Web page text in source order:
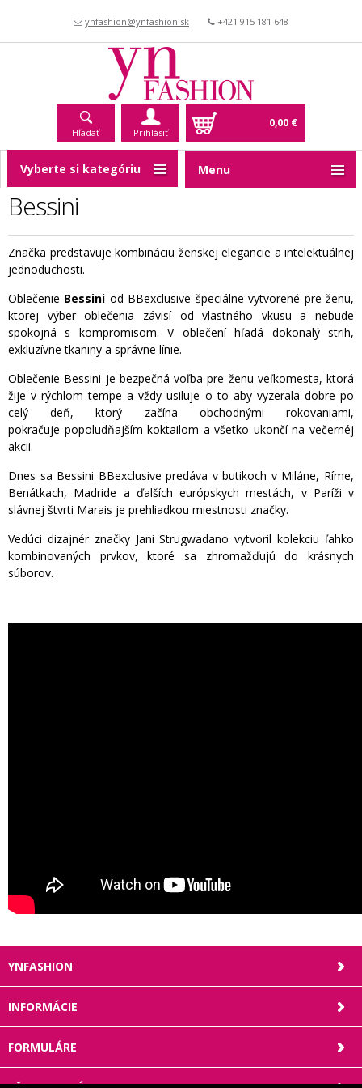
ynfashion@ynfashion.sk +421 915 181 648
Hľadať Prihlásiť
0,00 €
Bessini
Značka predstavuje kombináciu ženskej elegancie a intelektuálnej
jednoduchosti.
Oblečenie Bessini od BBexclusive špeciálne vytvorené pre ženu,
ktorej výber oblečenia závisí od vlastného vkusu a nebude
spokojná s kompromisom.V oblečení hľadá dokonalý strih,
exkluzívne tkaniny a správne línie.
Oblečenie Bessini je bezpečná voľba pre ženu veľkomesta, ktorá
žije v rýchlom tempe a vždy usiluje o to aby vyzerala dobre po
celý deň, ktorý začína obchodnými rokovaniami,
pokračuje popoludňajším koktailom a všetko ukončí na večernéj
akcii.
Dnes sa Bessini BBexclusive predáva v butikoch v Miláne, Ríme,
Benátkach, Madride a ďalších európskych mestách, v Paríži v
slávnej štvrti Marais je prehliadkou miestnosti značky.
Vedúci dizajnér značky Jani Strugwadano vytvoril kolekciu ľahko
kombinovaných prvkov, ktoré sa zhromažďujú do krásnych
súborov.
Vyberte si kategóriu Menu
YNFASHION
INFORMÁCIE
FORMULÁRE